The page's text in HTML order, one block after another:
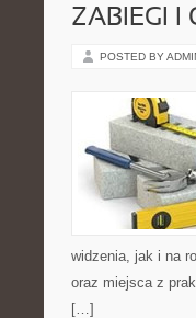
ZABIEGI I
POSTED BY
widzenia, jak i na
oraz miejsca z
[…]